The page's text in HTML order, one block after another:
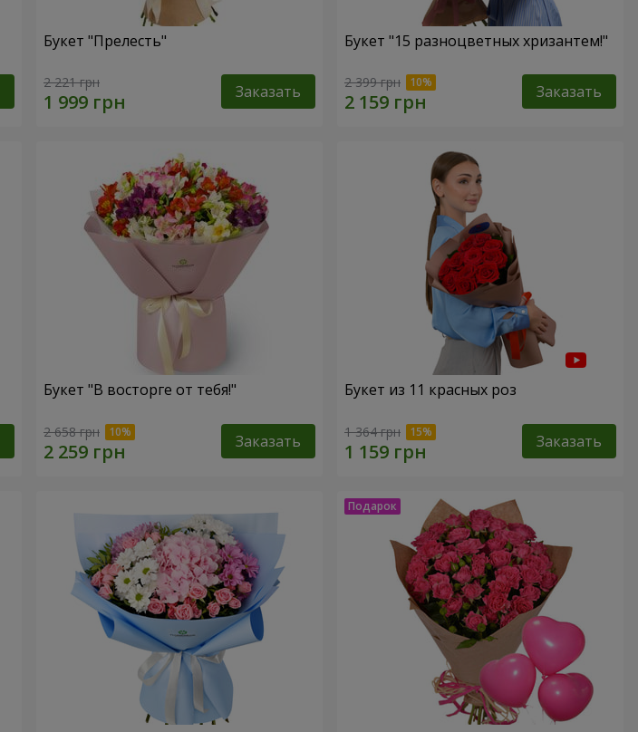
Букет "Прелесть"
2 221 грн Заказать
Букет "15 разноцветных хризантем!"
2 399 грн Заказать
Букет "В восторге от тебя!"
2 658 грн Заказать
Букет из 11 красных роз
1 364 грн Заказать